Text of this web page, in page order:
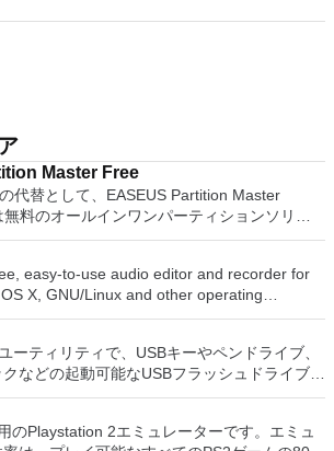
Master Free
代替として、EASEUS Partition Master
料のオールインワンパーティションソリュ
ィスク管理ユーティリティです。パーティシ
システムドライブ用）、ディスク領域の管
パーティションテーブル（GPT）ディス
不足の問題の解決を可能にします。 パーテ
変更/移動システムドライブを拡張するディ
ョンをコピーパーティションをマージ分割パ
領域を再分配するダイナミックディスクの変
を回復する
easy-to-use audio editor and recorder for
X, GNU/Linux and other operating
to: Record live audio. Convert
digital recordings or CDs. Edit Ogg
sound files. Cut, copy, splice or mix
Add new effects with LADSPA plug-ins. And more!
ーティリティで、USBキーやペンドライブ、
などの起動可能なUSBフラッシュドライブを
ます。 Rufusは、次のシナリオで
ストールメディアを作成する必要がある場
のPlaystation 2エミュレーターです。エミュ